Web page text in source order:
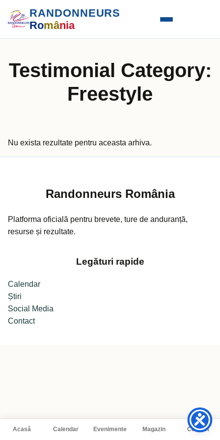
RANDONNEURS
România
Acasă Calendar Evenimente Magazin Contact
Testimonial Category:
Freestyle
Nu exista rezultate pentru aceasta arhiva.
Randonneurs România
Platforma oficială pentru brevete, ture de anduranță,
resurse și rezultate.
Legături rapide
Calendar
Știri
Social Media
Contact